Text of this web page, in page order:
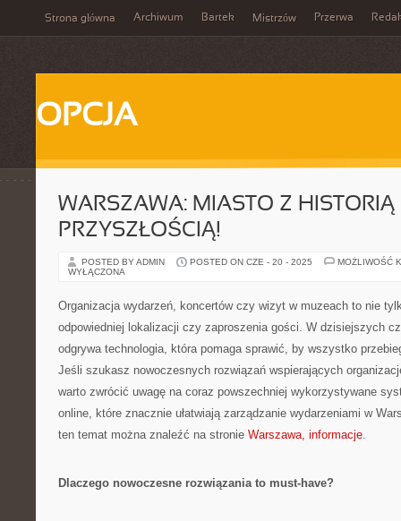
Strona główna Archiwum Bartek Mistrzów Przerwa
OPCJA
WARSZAWA: MIASTO Z HISTORIĄ
PRZYSZŁOŚCIĄ!
POSTED BY ADMIN POSTED ON CZE - 20 - 2025
MOŻLIWOŚĆ
WYŁĄCZONA
Organizacja wydarzeń, koncertów czy wizyt w muzeach to nie
odpowiedniej lokalizacji czy zaproszenia gości. W dzisiejszych
odgrywa technologia, która pomaga sprawić, by wszystko
Jeśli szukasz nowoczesnych rozwiązań wspierających
warto zwrócić uwagę na coraz powszechniej wykorzystywane
online, które znacznie ułatwiają zarządzanie wydarzeniami w
ten temat można znaleźć na stronie Warszawa, informacje.
Dlaczego nowoczesne rozwiązania to must-have?